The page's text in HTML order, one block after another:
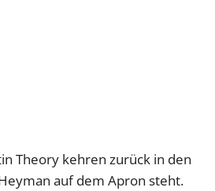
Theory kehren zurück in den
auf dem Apron steht.